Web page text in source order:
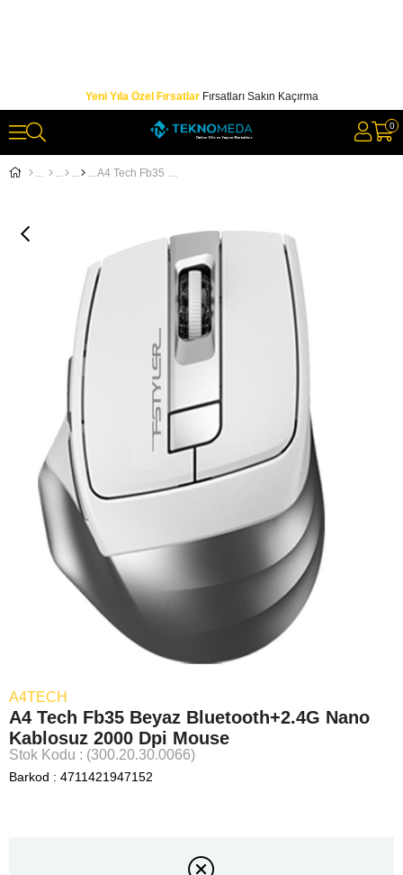
Yeni Yıla Özel FırsatlarFırsatları Sakın Kaçırma
0
A4 Tech Fb35 Beyaz Bluetooth+2.4G Nano Kablosuz 2000 Dpi Mouse
A4TECH
A4 Tech Fb35 Beyaz Bluetooth+2.4G Nano
Kablosuz 2000 Dpi Mouse
Stok Kodu (300.20.30.0066)
Barkod : 4711421947152